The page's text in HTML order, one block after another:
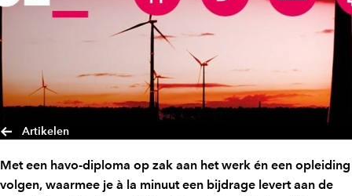
Artikelen
Met een havo-diploma op zak aan het werk én een opleiding
volgen, waarmee je à la minuut een bijdrage levert aan de